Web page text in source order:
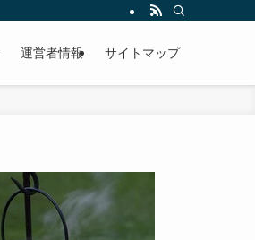
運営者情報 サイトマップ